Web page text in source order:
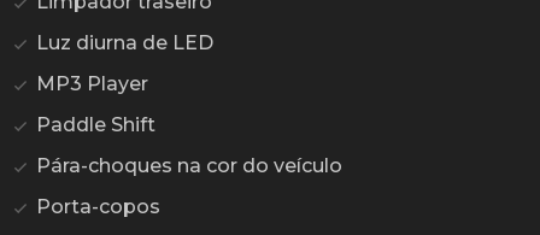
Luz diurna de LED
MP3 Player
Paddle Shift
Pára-choques na cor do veículo
Porta-copos